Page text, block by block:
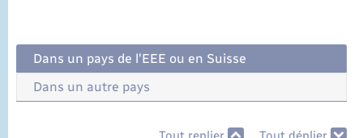
Dans un pays de l'EEE ou en Suisse
Dans un autre pays